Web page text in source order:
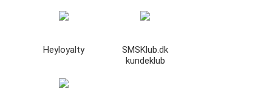
Heyloyalty
SMSKlub.dk
kundeklub